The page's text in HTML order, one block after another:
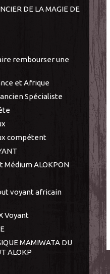
DE LA MAGIE DE
rembourser une
et Afrique
Spécialiste
compétent
Médium ALOKPON
voyant africain
Voyant
MAMIWATA DU
ALOKP